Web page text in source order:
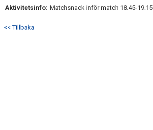
Aktivitetsinfo: Matchsnack inför match 18.45-19.15
<< Tillbaka